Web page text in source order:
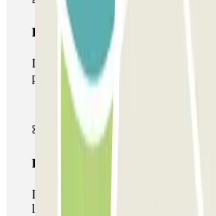
Pase multiparking
Durante tu estancia podrás hacer uso
parkings de este operador
Pase ilimitado
Durante tu estancia podrás entrar y
las veces que quieras.